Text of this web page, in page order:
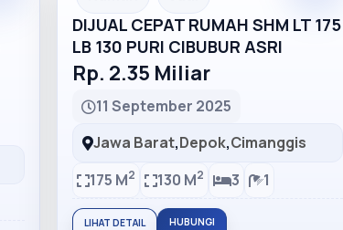
DIJUAL CEPAT RUMAH SHM LT 175
LB 130 PURI CIBUBUR ASRI
Rp. 2.35 Miliar
11 September 2025
Jawa Barat,Depok,Cimanggis
175 M2 130 M2 3 1
LIHAT DETAIL HUBUNGI